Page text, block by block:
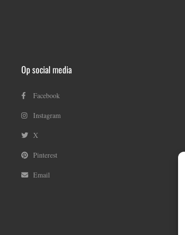
Op social media
Facebook
Instagram
X
Pinterest
Email